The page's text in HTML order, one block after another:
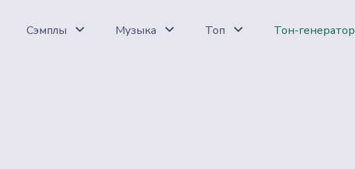
Сэмплы Музыка Топ Тон-генератор